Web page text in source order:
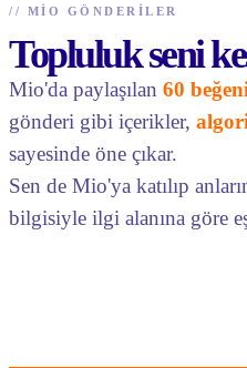
// MIO GÖNDERILER
Topluluk seni
Mio'da paylaşılan 60 beğeni
gönderi gibi içerikler,
sayesinde öne çıkar.
Sen de Mio'ya katılıp
bilgisiyle ilgi alanına göre